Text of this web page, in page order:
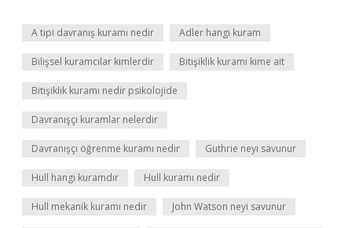
A tipi davranış kuramı nedir Adler hangi kuram
Bilişsel kuramcılar kimlerdir Bitişiklik kuramı kime ait
Bitişiklik kuramı nedir psikolojide
Davranışçı kuramlar nelerdir
Davranışçı öğrenme kuramı nedir Guthrie neyi savunur
Hull hangi kuramdır Hull kuramı nedir
Hull mekanik kuramı nedir John Watson neyi savunur